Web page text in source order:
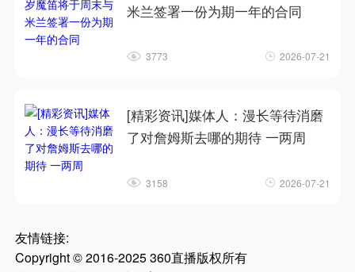
米兰签署一份为期一年的合同
3773 2026-07-21
[精彩资讯]媒体人：漫长等待消磨
了对詹姆斯去哪的期待 一两周
3158 2026-07-21
友情链接:
Copyright © 2016-2025 360直播版权所有